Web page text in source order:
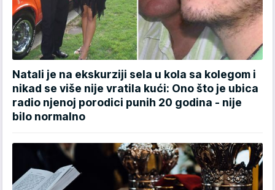
Natali je na ekskurziji sela u kola sa kolegom i
nikad se više nije vratila kući: Ono što je ubica
radio njenoj porodici punih 20 godina - nije
bilo normalno